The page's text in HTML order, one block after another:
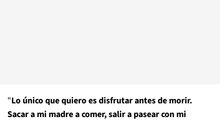
"Lo único que quiero es disfrutar antes de morir.
Sacar a mi madre a comer, salir a pasear con mi